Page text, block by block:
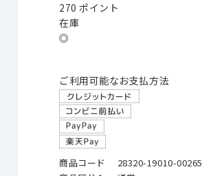
270 ポイント
在庫
◎
ご利用可能なお支払方法
商品コード
28320-19010-00265